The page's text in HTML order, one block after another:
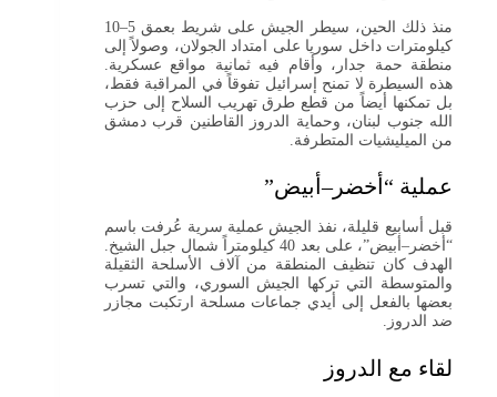
منذ ذلك الحين، سيطر الجيش على شريط بعمق 5–10
كيلومترات داخل سوريا على امتداد الجولان، وصولاً إلى
منطقة حمة جدار، وأقام فيه ثمانية مواقع عسكرية.
هذه السيطرة لا تمنح إسرائيل تفوقاً في المراقبة فقط،
بل تمكنها أيضاً من قطع طرق تهريب السلاح إلى حزب
الله جنوب لبنان، وحماية الدروز القاطنين قرب دمشق
من الميليشيات المتطرفة.
عملية “أخضر–أبيض”
قبل أسابيع قليلة، نفذ الجيش عملية سرية عُرفت باسم
“أخضر–أبيض”، على بعد 40 كيلومتراً شمال جبل الشيخ.
الهدف كان تنظيف المنطقة من آلاف الأسلحة الثقيلة
والمتوسطة التي تركها الجيش السوري، والتي تسرب
بعضها بالفعل إلى أيدي جماعات مسلحة ارتكبت مجازر
ضد الدروز.
لقاء مع الدروز